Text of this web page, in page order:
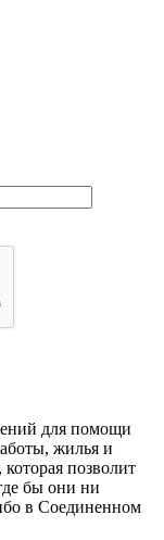
для помощи
жилья и
позволит
бы они ни
в Соединенном